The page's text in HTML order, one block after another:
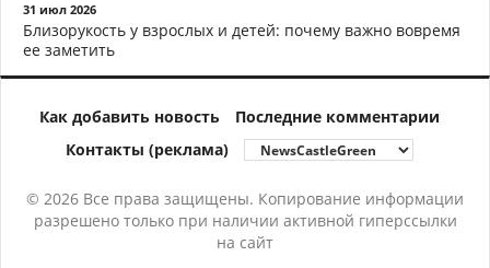
31 июл 2026
Близорукость у взрослых и детей: почему важно вовремя
ее заметить
Как добавить новость
Последние комментарии
Контакты (реклама)
© 2026 Все права защищены. Копирование информации
разрешено только при наличии активной гиперссылки
на сайт